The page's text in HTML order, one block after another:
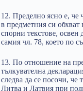
12. Пределно ясно е, че
в предметния си
спорни текстове, освен
самия чл. 78, което по
13. По отношение на
тълкувателна
следва да се посочи, че
Литва и Латвия при